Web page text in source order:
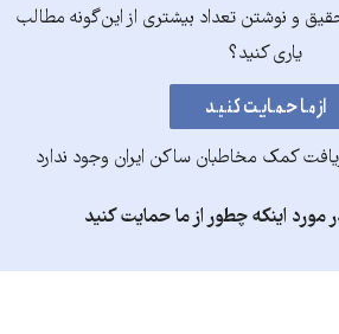
و نوشتن تعداد بیشتری از این‌گونه مطالب
یاری کنید؟
کمک مخاطبان ساکن ایران وجود ندارد
مورد اینکه چطور از ما حمایت کنید